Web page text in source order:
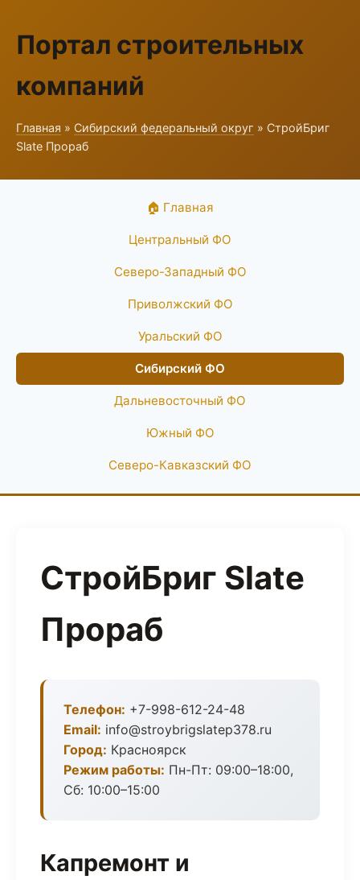
Портал строительных
компаний
Главная » Сибирский федеральный округ » СтройБриг
Slate Прораб
🏠 Главная
Центральный ФО
Северо-Западный ФО
Приволжский ФО
Уральский ФО
Сибирский ФО
Дальневосточный ФО
Южный ФО
Северо-Кавказский ФО
СтройБриг Slate
Прораб
Телефон: +7-998-612-24-48
Email: info@stroybrigslatep378.ru
Город: Красноярск
Режим работы: Пн-Пт: 09:00–18:00,
Сб: 10:00–15:00
Капремонт и